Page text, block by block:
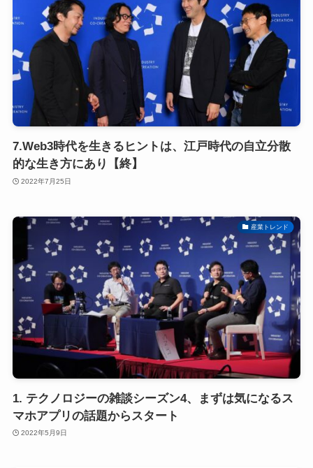
7.Web3時代を生きるヒントは、江戸時代の自立分散
的な生き方にあり【終】
2022年7月25日
産業トレンド
1. テクノロジーの雑談シーズン4、まずは気になるス
マホアプリの話題からスタート
2022年5月9日